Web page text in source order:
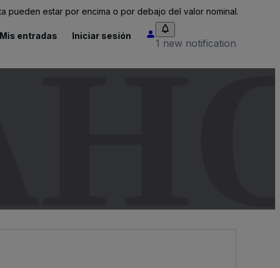
pueden estar por encima o por debajo del valor nominal.
Mis entradas Iniciar sesión
1 new notification